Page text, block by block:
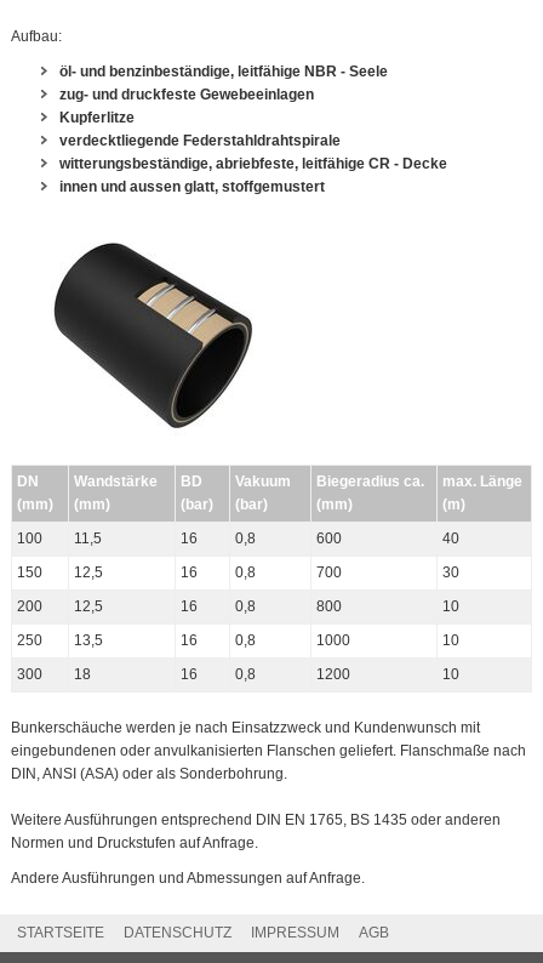
Aufbau:
öl- und benzinbeständige, leitfähige NBR - Seele
zug- und druckfeste Gewebeeinlagen
Kupferlitze
verdecktliegende Federstahldrahtspirale
witterungsbeständige, abriebfeste, leitfähige CR - Decke
innen und aussen glatt, stoffgemustert
DN
(mm)
Wandstärke
(mm)
BD
(bar)
Vakuum
(bar)
Biegeradius ca.
(mm)
max. Länge
(m)
100
11,5 16 0,8 600
40
150
12,5 16 0,8 700
30
200
12,5 16 0,8 800
10
250
13,5 16 0,8 1000
10
300
18 16 0,8 1200 10
Bunkerschäuche werden je nach Einsatzzweck und Kundenwunsch mit
eingebundenen oder anvulkanisierten Flanschen geliefert. Flanschmaße nach
DIN, ANSI (ASA) oder als Sonderbohrung.
Weitere Ausführungen entsprechend DIN EN 1765, BS 1435 oder anderen
Normen und Druckstufen auf Anfrage.
Andere Ausführungen und Abmessungen auf Anfrage.
STARTSEITE DATENSCHUTZ IMPRESSUM AGB